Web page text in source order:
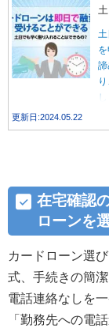
諦
の
更新日:2024.05.22
在宅確認
ローンを
カードローン選
式、手続きの簡
電話連絡なしを
「勤務先への電